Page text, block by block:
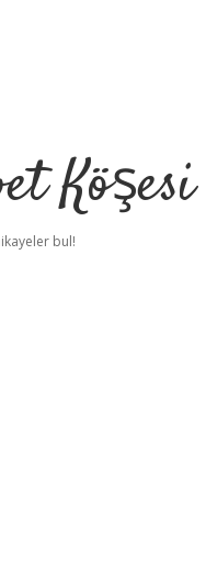
Köşesi
bul!